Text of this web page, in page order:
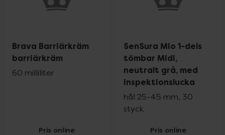
Brava Barriärkräm
barriärkräm
60 milliliter
Pris online
SenSura Mio 1-dels
tömbar Midi,
neutralt grå, med
inspektionslucka
hål 25-45 mm, 30
styck
Pris online